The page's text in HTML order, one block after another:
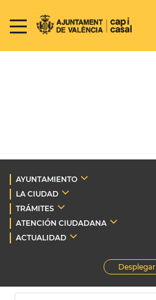
AYUNTAMIENTO
LA CIUDAD
TRÁMITES
ATENCIÓN CIUDADANA
ACTUALIDAD
Desplegar